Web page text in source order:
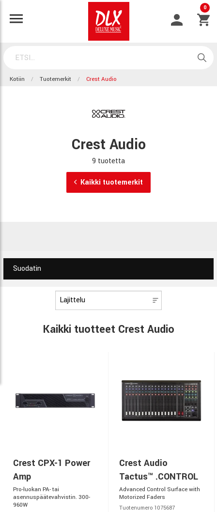
0
Kotiin Tuotemerkit Crest Audio
Crest Audio
9 tuotetta
Kaikki tuotemerkit
Suodatin
Kaikki tuotteet Crest Audio
Crest CPX-1 Power
Amp
Pro-luokan PA- tai
asennuspäätevahvistin. 300-
960W
Crest Audio
Tactus™ .CONTROL
Advanced Control Surface with
Motorized Faders
Tuotenumero 1075687